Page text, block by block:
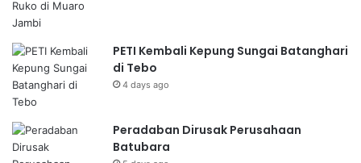
PETI Kembali Kepung Sungai Batanghari
di Tebo
4 days ago
Peradaban Dirusak Perusahaan
Batubara